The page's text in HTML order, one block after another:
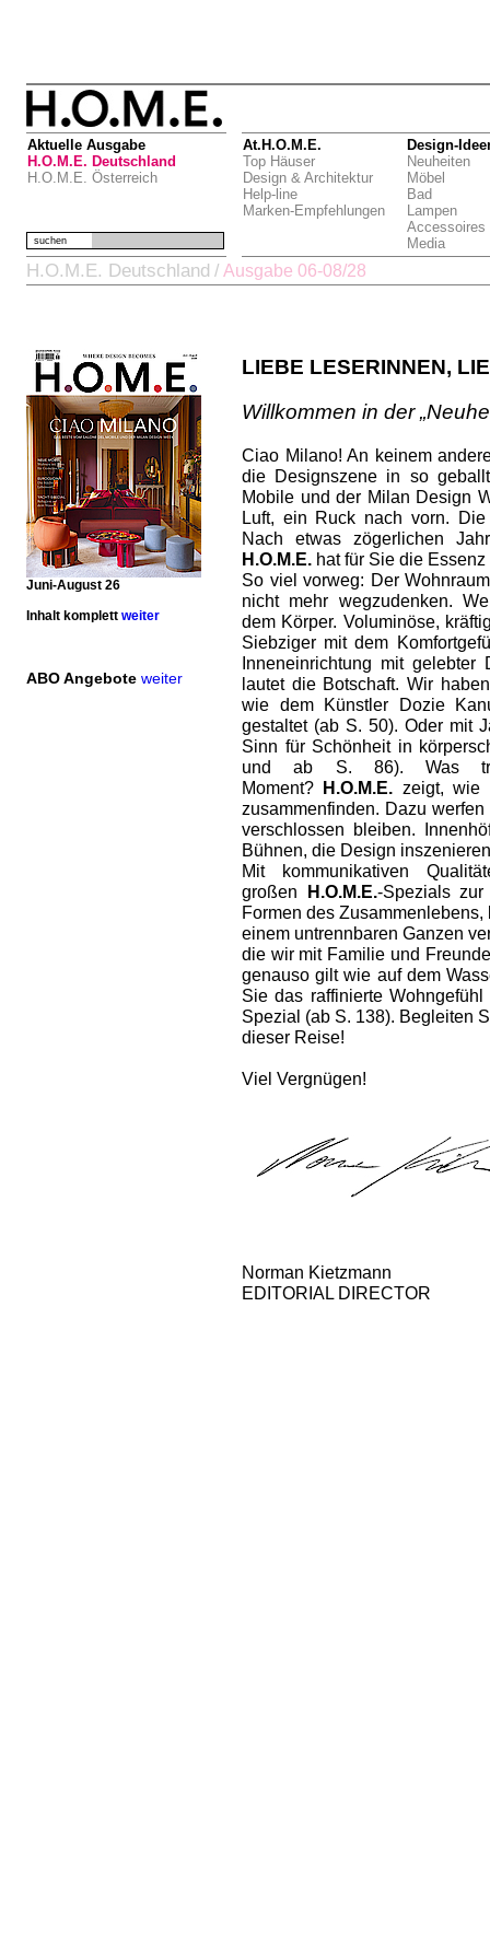
Aktuelle Ausgabe
H.O.M.E. Deutschland
H.O.M.E. Österreich
At.H.O.M.E.
Top Häuser
Design & Architektur
Help-line
Marken-Empfehlungen
Design-
Neuheiten
Möbel
Bad
Lampen
Accessoires
Media
suchen
H.O.M.E. Deutschland / Ausgabe 06-08/28
Juni-August 26
Inhalt komplett weiter
ABO Angebote weiter
LIEBE LESERINNEN,
Willkommen in der
Ciao Milano! An keinem
die Designszene in so
Mobile und der Milan Design
Luft, ein Ruck nach vorn.
Nach etwas zögerlichen
H.O.M.E. hat für Sie die
So viel vorweg: Der
nicht mehr wegzudenken.
dem Körper. Voluminöse,
Siebziger mit dem
Inneneinrichtung mit gelebter
lautet die Botschaft. Wir
wie dem Künstler Dozie
gestaltet (ab S. 50). Oder mit
Sinn für Schönheit in
und ab S. 86). Was
Moment? H.O.M.E. zeigt, wie
zusammenfinden. Dazu
verschlossen bleiben.
Bühnen, die Design
Mit kommunikativen
großen H.O.M.E.-Spezials
Formen des
einem untrennbaren Ganzen
die wir mit Familie und
genauso gilt wie auf dem
Sie das raffinierte
Spezial (ab S. 138). Begleiten
dieser Reise!
Viel Vergnügen!
Norman Kietzmann
EDITORIAL DIRECTOR